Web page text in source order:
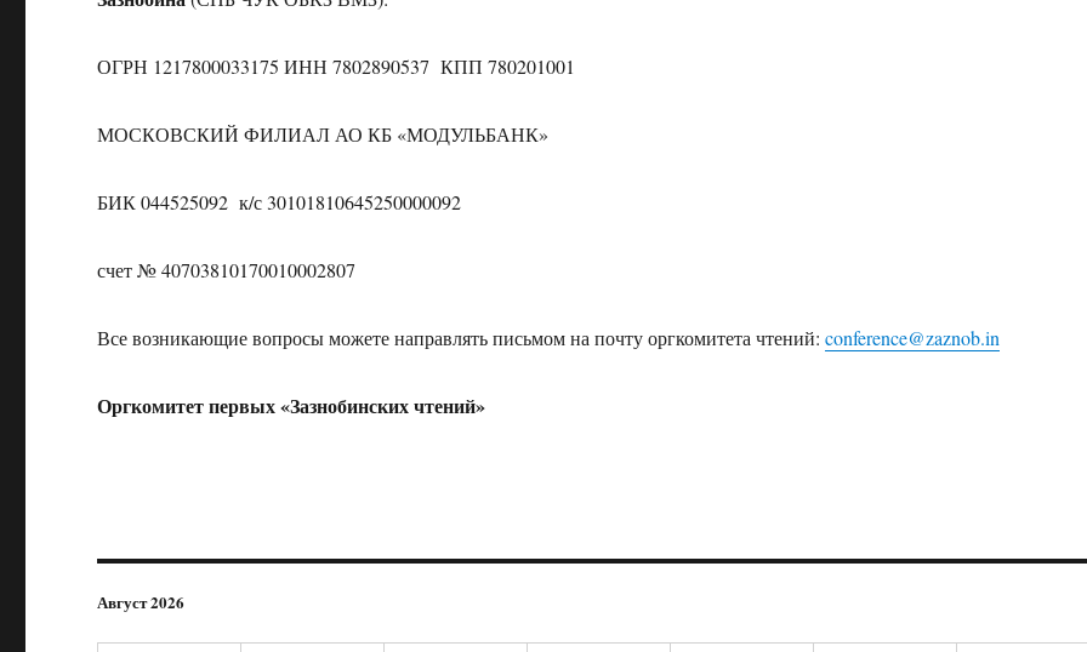
ОГРН 1217800033175 ИНН 7802890537 КПП 780201001
МОСКОВСКИЙ ФИЛИАЛ АО КБ «МОДУЛЬБАНК»
БИК 044525092 к/с 30101810645250000092
счет № 40703810170010002807
Все возникающие вопросы можете направлять письмом на почту оргкомитета чтений:conference@zaznob.in
Оргкомитет первых «Зазнобинских чтений»
Август 2026